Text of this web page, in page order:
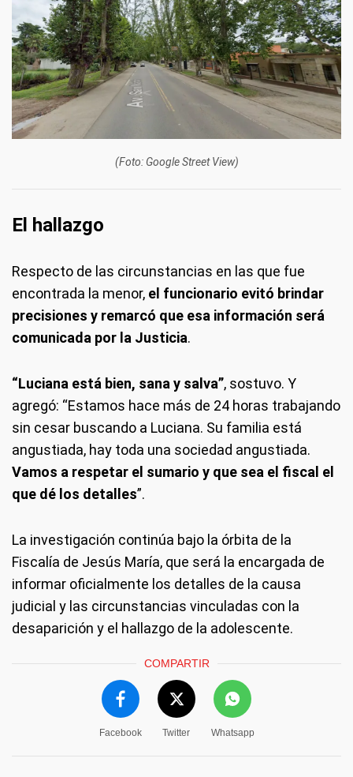
(Foto: Google Street View)
El hallazgo
Respecto de las circunstancias en las que fue
encontrada la menor, el funcionario evitó brindar
precisiones y remarcó que esa información será
comunicada por la Justicia.
“Luciana está bien, sana y salva”, sostuvo. Y
agregó: “Estamos hace más de 24 horas trabajando
sin cesar buscando a Luciana. Su familia está
angustiada, hay toda una sociedad angustiada.
Vamos a respetar el sumario y que sea el fiscal el
que dé los detalles”.
La investigación continúa bajo la órbita de la
Fiscalía de Jesús María, que será la encargada de
informar oficialmente los detalles de la causa
judicial y las circunstancias vinculadas con la
desaparición y el hallazgo de la adolescente.
COMPARTIR
Facebook Twitter Whatsapp